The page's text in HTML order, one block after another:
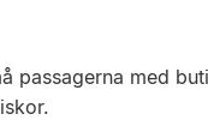
passagerna med